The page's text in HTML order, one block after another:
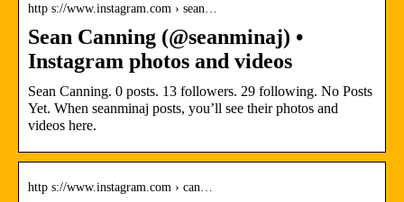
http s://www.instagram.com › sean…
Sean Canning (@seanminaj) •
Instagram photos and videos
Sean Canning. 0 posts. 13 followers. 29 following. No Posts
Yet. When seanminaj posts, you’ll see their photos and
videos here.
http s://www.instagram.com › can…